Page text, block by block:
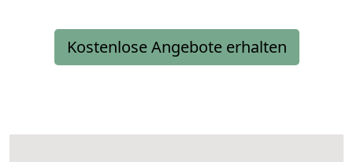
Kostenlose Angebote erhalten